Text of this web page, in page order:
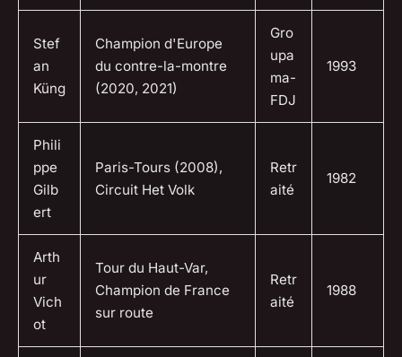
Stef
an
Küng
Champion d'Europe
du contre-la-montre
(2020, 2021)
Gro
upa
ma-
FDJ
1993
Phili
ppe
Gilb
ert
Paris-Tours (2008),
Circuit Het Volk
Retr
aité
1982
Arth
ur
Vich
ot
Tour du Haut-Var,
Champion de France
sur route
Retr
aité
1988